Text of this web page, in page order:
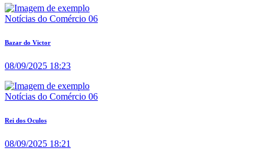
Notícias do Comércio 06
Bazar do Victor
08/09/2025 18:23
Notícias do Comércio 06
Rei dos Oculos
08/09/2025 18:21